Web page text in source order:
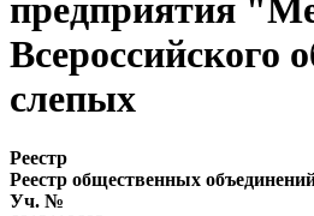
предприятия
Всероссийского
слепых
Реестр
Реестр общественных
Уч. №